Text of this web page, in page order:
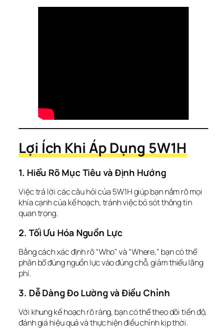
Lợi Ích Khi Áp Dụng 5W1H
1. Hiểu Rõ Mục Tiêu và Định Hướng
Việc trả lời các câu hỏi của 5W1H giúp bạn nắm rõ mọi
khía cạnh của kế hoạch, tránh việc bỏ sót thông tin
quan trọng.
2. Tối Ưu Hóa Nguồn Lực
Bằng cách xác định rõ “Who” và “Where,” bạn có thể
phân bổ đúng nguồn lực vào đúng chỗ, giảm thiểu lãng
phí.
3. Dễ Dàng Đo Lường và Điều Chỉnh
Với khung kế hoạch rõ ràng, bạn có thể theo dõi tiến độ,
đánh giá hiệu quả và thực hiện điều chỉnh kịp thời.